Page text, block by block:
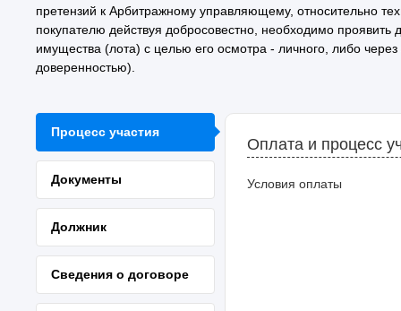
претензий к Арбитражному управляющему, относительно
покупателю действуя добросовестно, необходимо
имущества (лота) с целью его осмотра - личного, либо
доверенностью).
Процесс участия
Документы
Должник
Сведения о договоре
Оплата и процесс
Условия оплаты